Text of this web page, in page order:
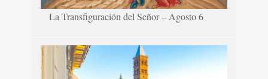
La Transfiguración del Señor – Agosto 6